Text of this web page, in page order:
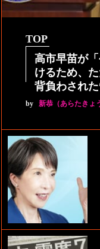
TOP
高市早苗が
けるため、
背負わされ
by 新恭（あらたきょ